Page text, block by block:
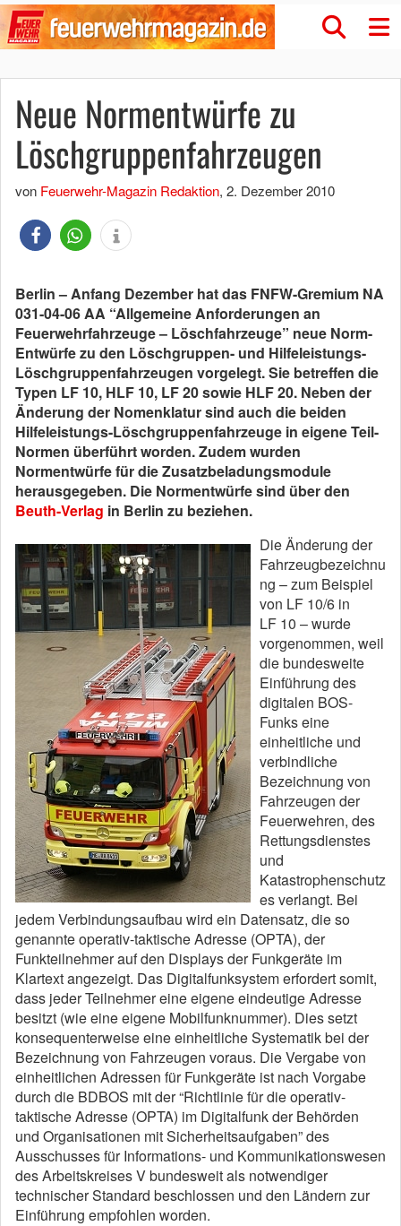
Neue Normentwürfe zu
Löschgruppenfahrzeugen
von Feuerwehr-Magazin Redaktion, 2. Dezember 2010
Berlin – Anfang Dezember hat das FNFW-Gremium NA
031-04-06 AA “Allgemeine Anforderungen an
Feuerwehrfahrzeuge – Löschfahrzeuge” neue Norm-
Entwürfe zu den Löschgruppen- und Hilfeleistungs-
Löschgruppenfahrzeugen vorgelegt. Sie betreffen die
Typen LF 10, HLF 10, LF 20 sowie HLF 20. Neben der
Änderung der Nomenklatur sind auch die beiden
Hilfeleistungs-Löschgruppenfahrzeuge in eigene Teil-
Normen überführt worden. Zudem wurden
Normentwürfe für die Zusatzbeladungsmodule
herausgegeben. Die Normentwürfe sind über den
Beuth-Verlag in Berlin zu beziehen.
Die Änderung der
Fahrzeugbezeichnu
ng – zum Beispiel
von LF 10/6 in
LF 10 – wurde
vorgenommen, weil
die bundesweite
Einführung des
digitalen BOS-
Funks eine
einheitliche und
verbindliche
Bezeichnung von
Fahrzeugen der
Feuerwehren, des
Rettungsdienstes
und
Katastrophenschutz
es verlangt. Bei
jedem Verbindungsaufbau wird ein Datensatz, die so
genannte operativ-taktische Adresse (OPTA), der
Funkteilnehmer auf den Displays der Funkgeräte im
Klartext angezeigt. Das Digitalfunksystem erfordert somit,
dass jeder Teilnehmer eine eigene eindeutige Adresse
besitzt (wie eine eigene Mobilfunknummer). Dies setzt
konsequenterweise eine einheitliche Systematik bei der
Bezeichnung von Fahrzeugen voraus. Die Vergabe von
einheitlichen Adressen für Funkgeräte ist nach Vorgabe
durch die BDBOS mit der “Richtlinie für die operativ-
taktische Adresse (OPTA) im Digitalfunk der Behörden
und Organisationen mit Sicherheitsaufgaben” des
Ausschusses für Informations- und Kommunikationswesen
des Arbeitskreises V bundesweit als notwendiger
technischer Standard beschlossen und den Ländern zur
Einführung empfohlen worden.